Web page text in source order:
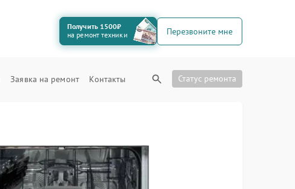
Получить 1500₽
на ремонт техники
Перезвоните мне
Заявка на ремонт Контакты Статус ремонта